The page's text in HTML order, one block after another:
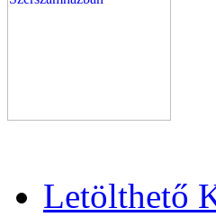
Letölthető